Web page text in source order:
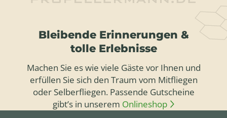
Bleibende Erinnerungen &
tolle Erlebnisse
Machen Sie es wie viele Gäste vor Ihnen und
erfüllen Sie sich den Traum vom Mitfliegen
oder Selberfliegen. Passende Gutscheine
gibt’s in unserem Onlineshop